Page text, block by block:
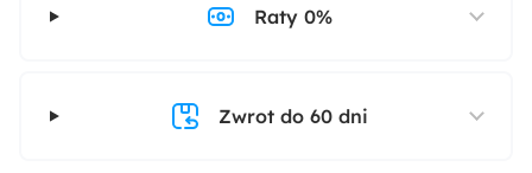
Raty 0%
Zwrot do 60 dni